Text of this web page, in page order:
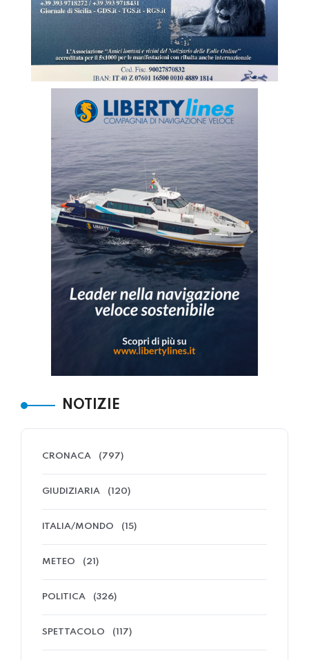
NOTIZIE
CRONACA (797)
GIUDIZIARIA (120)
ITALIA/MONDO (15)
METEO (21)
POLITICA (326)
SPETTACOLO (117)